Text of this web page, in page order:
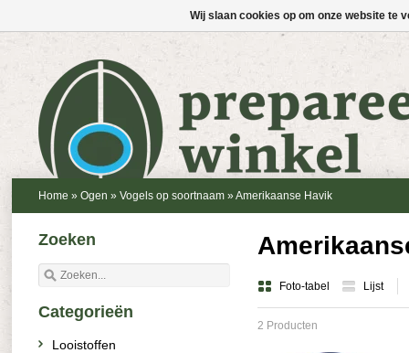
Home » Ogen » Vogels op soortnaam » Amerikaanse Havik
Foto-tabel Lijst
2 Producten
Zoeken
Categorieën
Looistoffen
Wij slaan cookies op om onze website te